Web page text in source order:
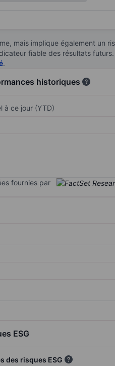
mais implique également un
fiable des résultats
.
historiques
à ce jour (YTD)
fournies par
ESG
des risques ESG